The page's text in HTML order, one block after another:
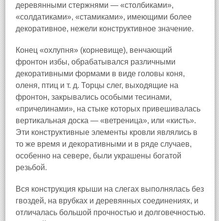
деревянными стержнями — «столбиками»,
«солдатиками», «стамиками», имеющими более
декоративное, нежели конструктивное значение.
Конец «охлупня» (корневище), венчающий
фронтон избы, обрабатывался различными
декоративными формами в виде головы коня,
оленя, птиц и т. д. Торцы слег, выходящие на
фронтон, закрывались особыми тесинами,
«причелинами», на стыке которых привешивалась
вертикальная доска — «ветреница», или «кисть».
Эти конструктивные элементы кровли являлись в
то же время и декоративными и в ряде случаев,
особенно на севере, были украшены богатой
резьбой.
Вся конструкция крыши на слегах выполнялась без
гвоздей, на врубках и деревянных соединениях, и
отличалась большой прочностью и долговечностью.